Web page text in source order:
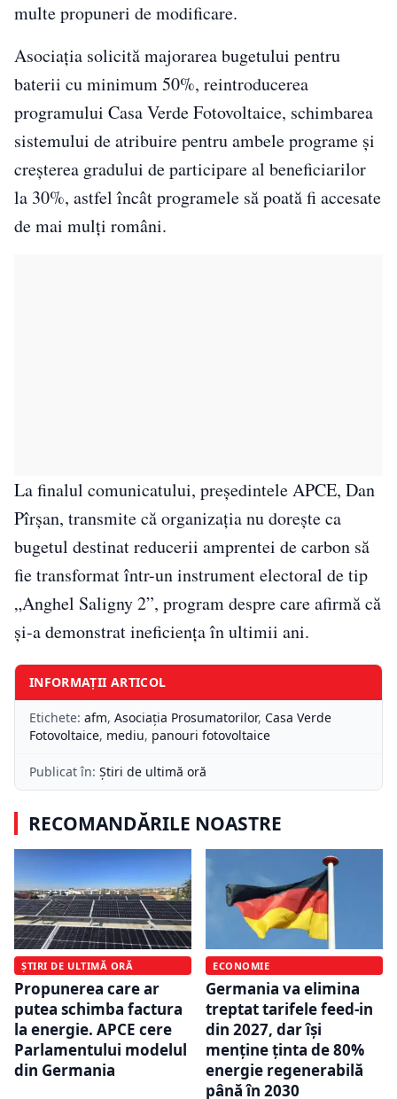
multe propuneri de modificare.
Asociația solicită majorarea bugetului pentru
baterii cu minimum 50%, reintroducerea
programului Casa Verde Fotovoltaice, schimbarea
sistemului de atribuire pentru ambele programe și
creșterea gradului de participare al beneficiarilor
la 30%, astfel încât programele să poată fi accesate
de mai mulți români.
La finalul comunicatului, președintele APCE, Dan
Pîrșan, transmite că organizația nu dorește ca
bugetul destinat reducerii amprentei de carbon să
fie transformat într-un instrument electoral de tip
„Anghel Saligny 2”, program despre care afirmă că
și-a demonstrat ineficiența în ultimii ani.
INFORMAȚII ARTICOL
Etichete: afm, Asociația Prosumatorilor, Casa Verde
Fotovoltaice, mediu, panouri fotovoltaice
Publicat în: Știri de ultimă oră
RECOMANDĂRILE NOASTRE
ȘTIRI DE ULTIMĂ ORĂ
Propunerea care ar
putea schimba factura
la energie. APCE cere
Parlamentului modelul
din Germania
ECONOMIE
Germania va elimina
treptat tarifele feed-in
din 2027, dar își
menține ținta de 80%
energie regenerabilă
până în 2030